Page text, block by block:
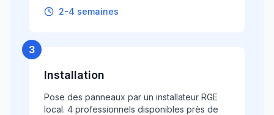
2-4 semaines
3
Installation
Pose des panneaux par un installateur RGE
local. 4 professionnels disponibles près de